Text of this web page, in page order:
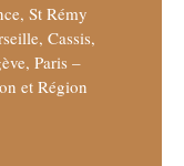
St Rémy
Cassis,
Paris –
et Région